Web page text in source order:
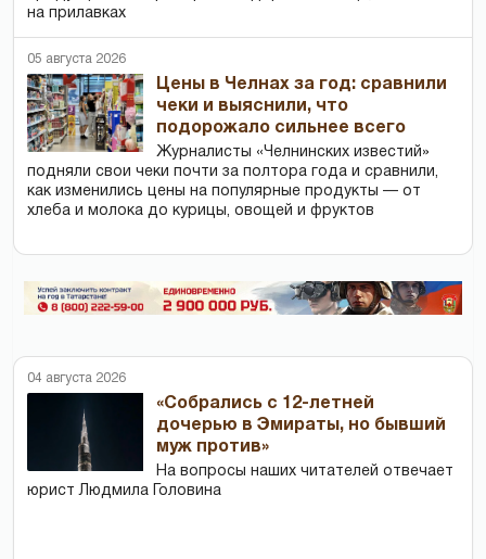
на прилавках
05 августа 2026
Цены в Челнах за год: сравнили
чеки и выяснили, что
подорожало сильнее всего
Журналисты «Челнинских известий»
подняли свои чеки почти за полтора года и сравнили,
как изменились цены на популярные продукты — от
хлеба и молока до курицы, овощей и фруктов
04 августа 2026
«Собрались с 12-летней
дочерью в Эмираты, но бывший
муж против»
На вопросы наших читателей отвечает
юрист Людмила Головина